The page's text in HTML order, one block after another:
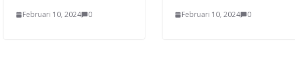
Februari 10, 2024 0 Februari 10, 2024 0